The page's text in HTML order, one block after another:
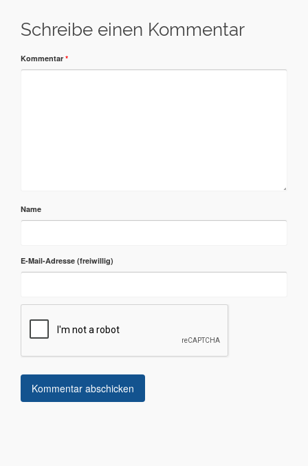
Schreibe einen Kommentar
Kommentar *
Name
E-Mail-Adresse